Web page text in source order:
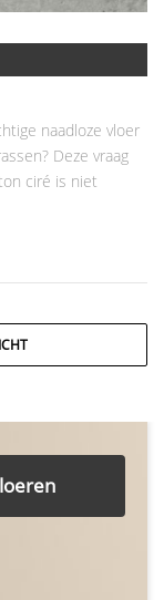
naadloze vloer
Deze vraag
ciré is niet